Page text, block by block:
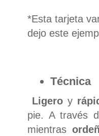
*Esta tarjeta
dejo este
Técnica
Ligero y
pie. A través
mientras